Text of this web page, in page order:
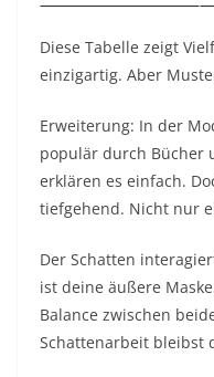
Diese Tabelle zeigt
einzigartig. Aber
Erweiterung: In der
populär durch Bücher
erklären es einfach.
tiefgehend. Nicht nur
Der Schatten
ist deine äußere
Balance zwischen
Schattenarbeit bleibst